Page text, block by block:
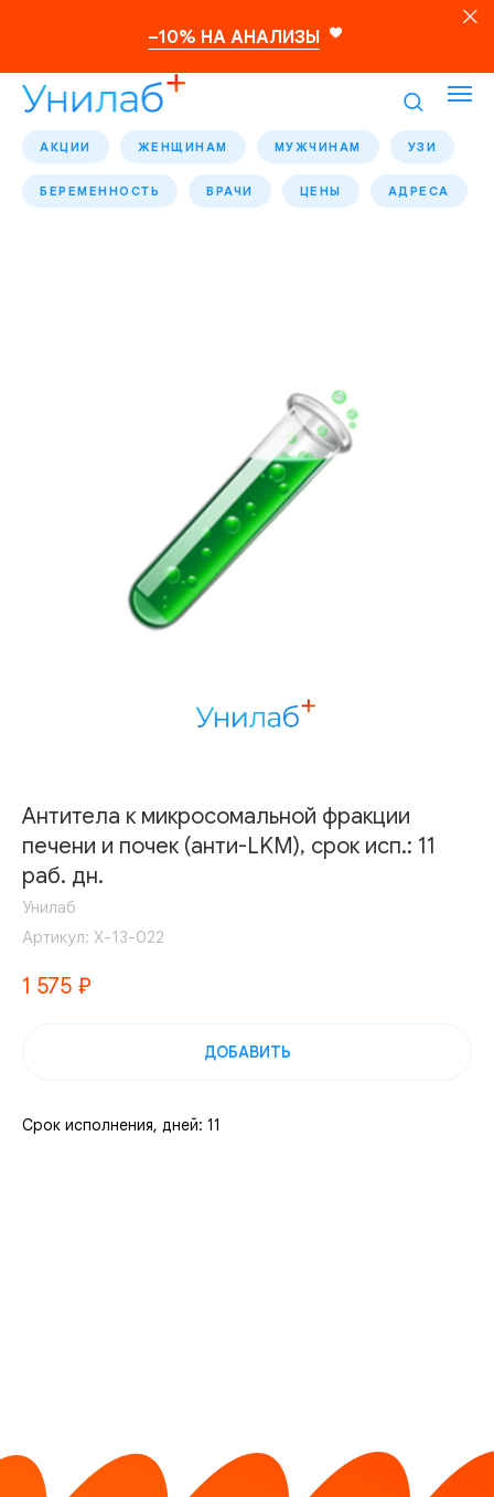
–10% НА АНАЛИЗЫ
АКЦИИ ЖЕНЩИНАМ МУЖЧИНАМ УЗИ
БЕРЕМЕННОСТЬ ВРАЧИ ЦЕНЫ АДРЕСА
Антитела к микросомальной фракции
печени и почек (анти-LKM), срок исп.: 11
раб. дн.
Унилаб
Артикул: Х-13-022
1 575 ₽
ДОБАВИТЬ
Срок исполнения, дней: 11